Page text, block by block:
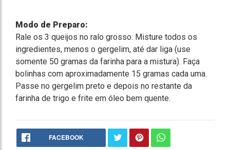
Modo de Preparo:
Rale os 3 queijos no ralo grosso. Misture todos os
ingredientes, menos o gergelim, até dar liga (use
somente 50 gramas da farinha para a mistura). Faça
bolinhas com aproximadamente 15 gramas cada uma.
Passe no gergelim preto e depois no restante da
farinha de trigo e frite em óleo bem quente.
FACEBOOK